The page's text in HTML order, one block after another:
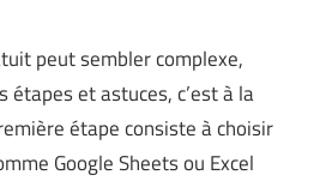
peut sembler complexe,
étapes et astuces, c’est à la
étape consiste à choisir
Google Sheets ou Excel